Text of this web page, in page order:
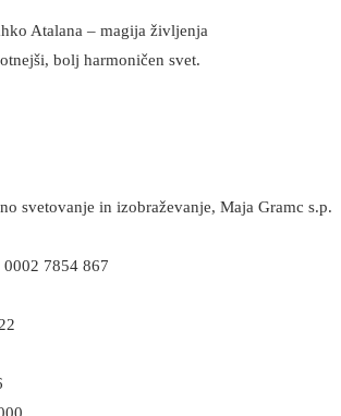
Atalana – magija življenja
bolj harmoničen svet.
svetovanje in izobraževanje, Maja Gramc s.p.
0002 7854 867